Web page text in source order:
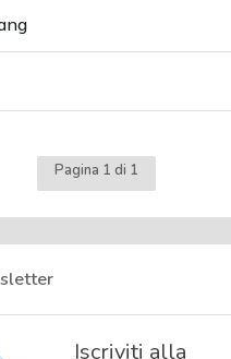
Pagina 1 di 1
Iscriviti alla